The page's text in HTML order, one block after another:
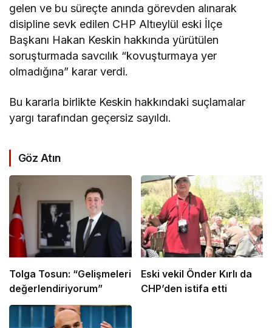
gelen ve bu süreçte anında görevden alınarak
disipline sevk edilen CHP Altıeylül eski İlçe
Başkanı Hakan Keskin hakkında yürütülen
soruşturmada savcılık “kovuşturmaya yer
olmadığına” karar verdi.
Bu kararla birlikte Keskin hakkındaki suçlamalar
yargı tarafından geçersiz sayıldı.
Göz Atın
Tolga Tosun: “Gelişmeleri
değerlendiriyorum”
Eski vekil Önder Kırlı da
CHP’den istifa etti